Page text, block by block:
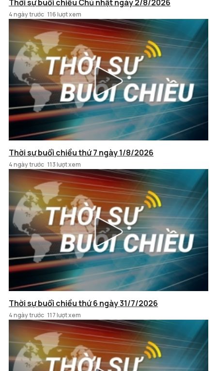
Thời sự buổi chiều Chủ nhật ngày 2/8/2026
4 ngày trước 116 lượt xem
Thời sự buổi chiều thứ 7 ngày 1/8/2026
4 ngày trước 113 lượt xem
Thời sự buổi chiều thứ 6 ngày 31/7/2026
4 ngày trước 117 lượt xem